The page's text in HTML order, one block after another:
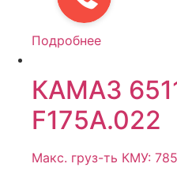
Подробнее
КАМАЗ
F175A.022
Макс. груз-ть КМУ: